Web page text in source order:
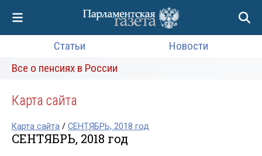
Статьи
Новости
Все о пенсиях в России
Карта сайта
Карта сайта / СЕНТЯБРЬ, 2018 год
СЕНТЯБРЬ, 2018 год